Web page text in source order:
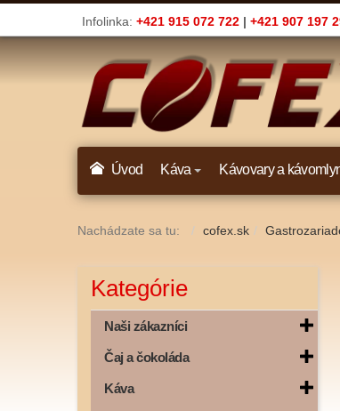
Infolinka: +421 915 072 722 | +421 907 197
Úvod Káva Kávovary a
Nachádzate sa tu: cofex.sk
Kategórie
Naši zákazníci
Čaj a čokoláda
Káva